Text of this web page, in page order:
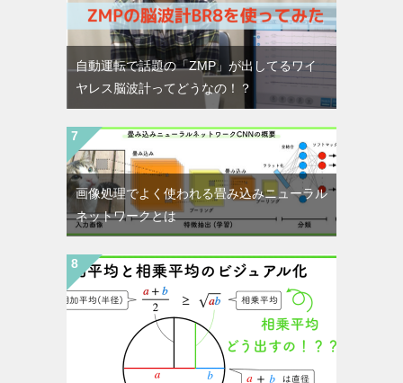
自動運転で話題の「ZMP」が出してるワイ
ヤレス脳波計ってどうなの！？
画像処理でよく使われる畳み込みニューラル
ネットワークとは